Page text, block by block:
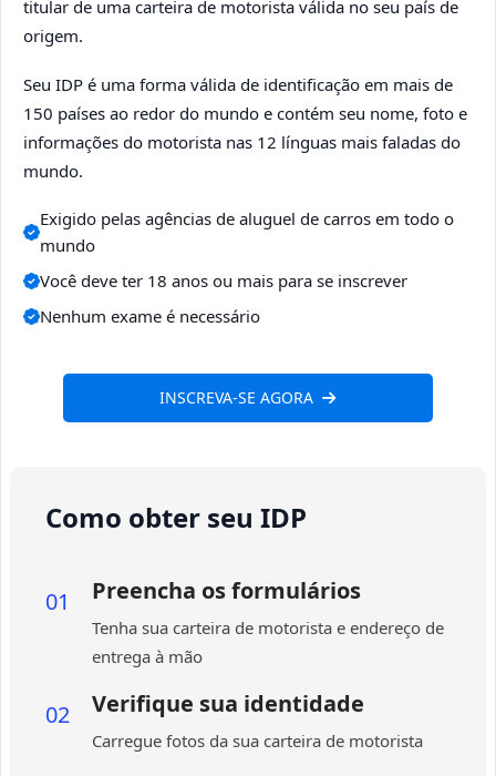
titular de uma carteira de motorista válida no seu país de
origem.
Seu IDP é uma forma válida de identificação em mais de
150 países ao redor do mundo e contém seu nome, foto e
informações do motorista nas 12 línguas mais faladas do
mundo.
Exigido pelas agências de aluguel de carros em todo o
mundo
Você deve ter 18 anos ou mais para se inscrever
Nenhum exame é necessário
INSCREVA-SE AGORA
Como obter seu IDP
01 Preencha os formulários
Tenha sua carteira de motorista e endereço de
entrega à mão
02 Verifique sua identidade
Carregue fotos da sua carteira de motorista